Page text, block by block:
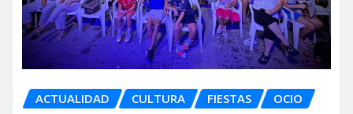
ACTUALIDAD CULTURA FIESTAS OCIO